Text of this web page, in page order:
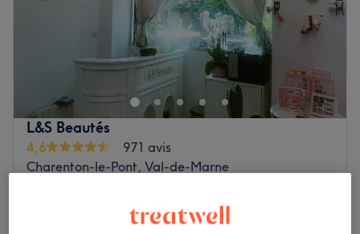
L&S Beautés
4,6
971 avis
Charenton-le-Pont, Val-de-Marne
Pieds - Pose de vernis